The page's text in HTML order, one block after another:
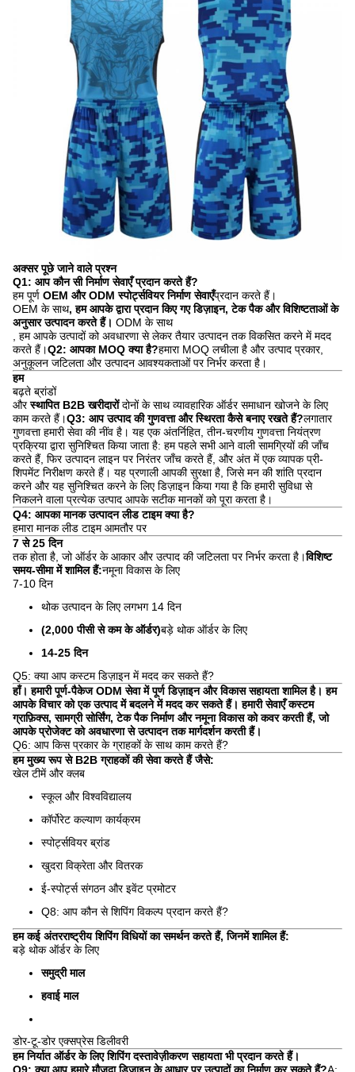
अक्सर पूछे जाने वाले प्रश्न
Q1: आप कौन सी निर्माण सेवाएँ प्रदान करते हैं?
हम पूर्ण OEM और ODMस्पोर्ट्सवियर निर्माण सेवाएँप्रदान करते हैं।
OEM के साथ, हम आपके द्वारा प्रदान किए गए डिज़ाइन, टेक पैक और विशिष्टताओं के
अनुसार उत्पादन करते हैं। ODM के साथ
, हम आपके उत्पादों को अवधारणा से लेकर तैयार उत्पादन तक विकसित करने में मदद
करते हैं।Q2: आपका MOQ क्या है?हमारा MOQ लचीला है और उत्पाद प्रकार,
अनुकूलन जटिलता और उत्पादन आवश्यकताओं पर निर्भर करता है।
हम
बढ़ते ब्रांडों
औरस्थापित B2B खरीदारोंदोनों के साथ व्यावहारिक ऑर्डर समाधान खोजने के लिए
काम करते हैं।Q3: आप उत्पाद की गुणवत्ता और स्थिरता कैसे बनाए रखते हैं?लगातार
गुणवत्ता हमारी सेवा की नींव है। यह एक अंतर्निहित, तीन-चरणीय गुणवत्ता नियंत्रण
प्रक्रिया द्वारा सुनिश्चित किया जाता है: हम पहले सभी आने वाली सामग्रियों की जाँच
करते हैं, फिर उत्पादन लाइन पर निरंतर जाँच करते हैं, और अंत में एक व्यापक प्री-
शिपमेंट निरीक्षण करते हैं। यह प्रणाली आपकी सुरक्षा है, जिसे मन की शांति प्रदान
करने और यह सुनिश्चित करने के लिए डिज़ाइन किया गया है कि हमारी सुविधा से
निकलने वाला प्रत्येक उत्पाद आपके सटीक मानकों को पूरा करता है।
Q4: आपका मानक उत्पादन लीड टाइम क्या है?
हमारा मानक लीड टाइम आमतौर पर
7 से 25 दिन
तक होता है, जो ऑर्डर के आकार और उत्पाद की जटिलता पर निर्भर करता है।विशिष्ट
समय-सीमा में शामिल हैं:नमूना विकास के लिए
7-10 दिन
थोक उत्पादन के लिए लगभग 14 दिन
(2,000 पीसी से कम के ऑर्डर)बड़े थोक ऑर्डर के लिए
14-25 दिन
Q5: क्या आप कस्टम डिज़ाइन में मदद कर सकते हैं?
हाँ। हमारी पूर्ण-पैकेज ODM सेवा में पूर्ण डिज़ाइन और विकास सहायता शामिल है। हम
आपके विचार को एक उत्पाद में बदलने में मदद कर सकते हैं। हमारी सेवाएँ कस्टम
ग्राफ़िक्स, सामग्री सोर्सिंग, टेक पैक निर्माण और नमूना विकास को कवर करती हैं, जो
आपके प्रोजेक्ट को अवधारणा से उत्पादन तक मार्गदर्शन करती हैं।
Q6: आप किस प्रकार के ग्राहकों के साथ काम करते हैं?
हम मुख्य रूप से B2B ग्राहकों की सेवा करते हैं जैसे:
खेल टीमें और क्लब
स्कूल और विश्वविद्यालय
कॉर्पोरेट कल्याण कार्यक्रम
स्पोर्ट्सवियर ब्रांड
खुदरा विक्रेता और वितरक
ई-स्पोर्ट्स संगठन और इवेंट प्रमोटर
Q8: आप कौन से शिपिंग विकल्प प्रदान करते हैं?
हम कई अंतरराष्ट्रीय शिपिंग विधियों का समर्थन करते हैं, जिनमें शामिल हैं:
बड़े थोक ऑर्डर के लिए
समुद्री माल
हवाई माल
डोर-टू-डोर एक्सप्रेस डिलीवरी
हम निर्यात ऑर्डर के लिए शिपिंग दस्तावेज़ीकरण सहायता भी प्रदान करते हैं।